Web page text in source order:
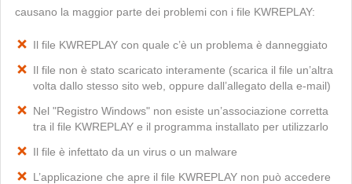
causano la maggior parte dei problemi con i file KWREPLAY:
Il file KWREPLAY con quale c’è un problema è danneggiato
Il file non è stato scaricato interamente (scarica il file un’altra
volta dallo stesso sito web, oppure dall’allegato della e-mail)
Nel "Registro Windows" non esiste un’associazione corretta
tra il file KWREPLAY e il programma installato per utilizzarlo
Il file è infettato da un virus o un malware
L’applicazione che apre il file KWREPLAY non può accedere